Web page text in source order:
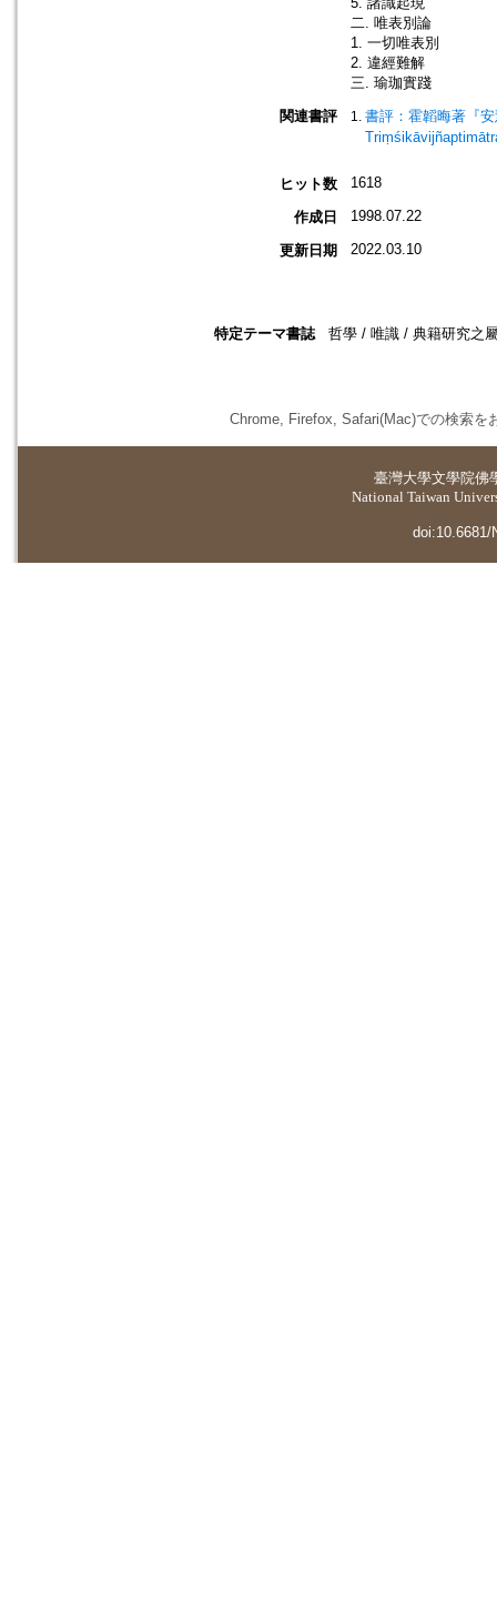
二. 唯表別論
1. 一切唯表別
2. 違經難解
三. 瑜珈實踐
関連書評
書評：霍韜晦著『
ヒット数 1618
作成日 1998.07.22
更新日期 2022.03.10
特定テーマ書誌 哲學 / 唯識 / 典籍研究之
Chrome, Firefox, Safari(Mac)での検索を
臺灣大學文學院佛
National Taiwan
doi:10.6681/